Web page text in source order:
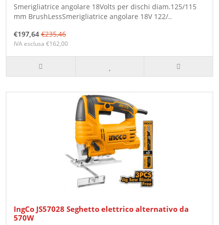
Smerigliatrice angolare 18Volts per dischi diam.125/115
mm BrushLessSmerigliatrice angolare 18V 122/..
€197,64 €235,46
IVA esclusa €162,00
IngCo JS57028 Seghetto elettrico alternativo da
570W